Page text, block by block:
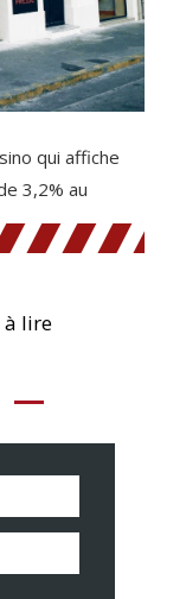
qui affiche
3,2% au
à lire